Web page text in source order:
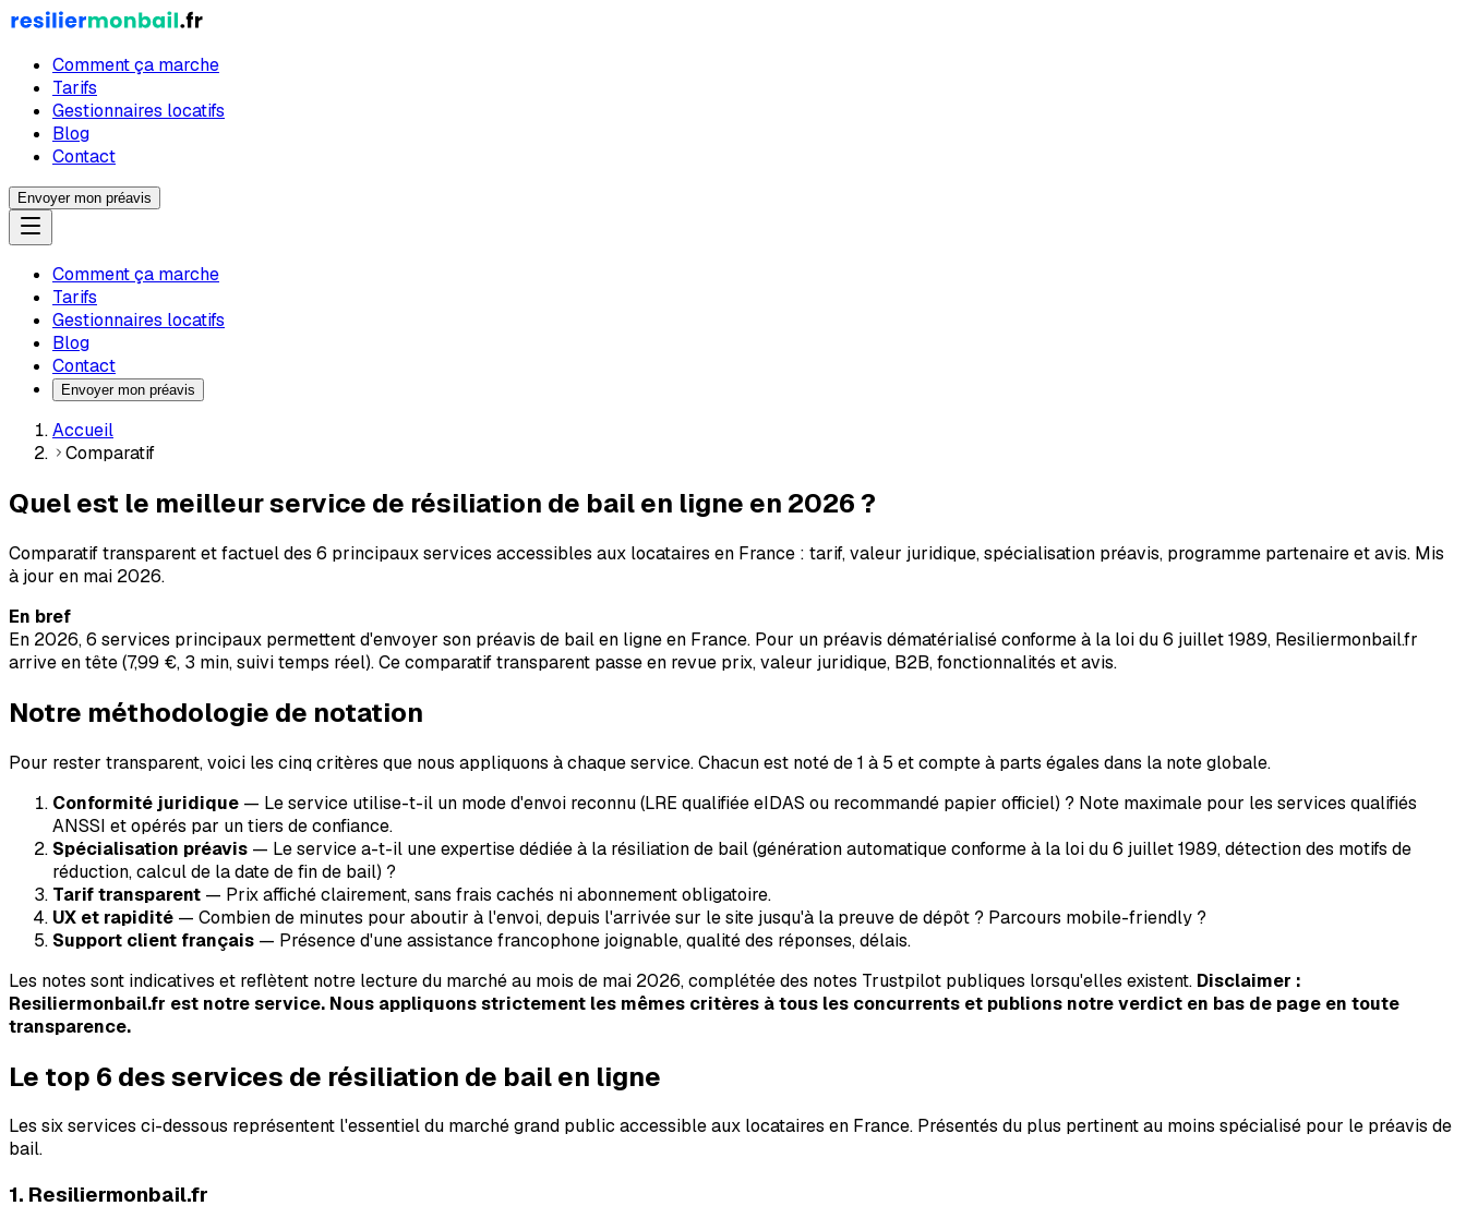
Comment ça marche
Tarifs
Gestionnaires locatifs
Blog
Contact
Envoyer mon préavis
Comment ça marche
Tarifs
Gestionnaires locatifs
Blog
Contact
Envoyer mon préavis
Accueil
Comparatif
Quel est le meilleur service de résiliation de bail en ligne en 2026 ?
Comparatif transparent et factuel des 6 principaux services accessibles aux locataires en France : tarif, valeur juridique, spécialisation préavis, programme partenaire et avis. Mis
à jour en mai 2026.
En bref
En 2026, 6 services principaux permettent d'envoyer son préavis de bail en ligne en France. Pour un préavis dématérialisé conforme à la loi du 6 juillet 1989, Resiliermonbail.fr
arrive en tête (7,99 €, 3 min, suivi temps réel). Ce comparatif transparent passe en revue prix, valeur juridique, B2B, fonctionnalités et avis.
Notre méthodologie de notation
Pour rester transparent, voici les cinq critères que nous appliquons à chaque service. Chacun est noté de 1 à 5 et compte à parts égales dans la note globale.
Conformité juridique — Le service utilise-t-il un mode d'envoi reconnu (LRE qualifiée eIDAS ou recommandé papier officiel) ? Note maximale pour les services qualifiés
ANSSI et opérés par un tiers de confiance.
Spécialisation préavis — Le service a-t-il une expertise dédiée à la résiliation de bail (génération automatique conforme à la loi du 6 juillet 1989, détection des motifs de
réduction, calcul de la date de fin de bail) ?
Tarif transparent — Prix affiché clairement, sans frais cachés ni abonnement obligatoire.
UX et rapidité — Combien de minutes pour aboutir à l'envoi, depuis l'arrivée sur le site jusqu'à la preuve de dépôt ? Parcours mobile-friendly ?
Support client français — Présence d'une assistance francophone joignable, qualité des réponses, délais.
Les notes sont indicatives et reflètent notre lecture du marché au mois de mai 2026, complétée des notes Trustpilot publiques lorsqu'elles existent. Disclaimer :
Resiliermonbail.fr est notre service. Nous appliquons strictement les mêmes critères à tous les concurrents et publions notre verdict en bas de page en toute
transparence.
Le top 6 des services de résiliation de bail en ligne
Les six services ci-dessous représentent l'essentiel du marché grand public accessible aux locataires en France. Présentés du plus pertinent au moins spécialisé pour le préavis de
bail.
1. Resiliermonbail.fr